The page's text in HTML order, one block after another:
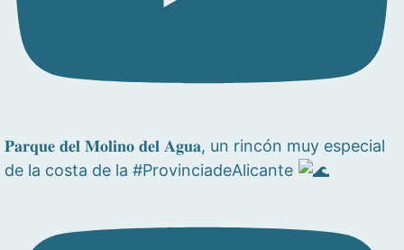
𝐏𝐚𝐫𝐪𝐮𝐞 𝐝𝐞𝐥 𝐌𝐨𝐥𝐢𝐧𝐨 𝐝𝐞𝐥 𝐀𝐠𝐮𝐚, un rincón muy especial
de la costa de la #ProvinciadeAlicante